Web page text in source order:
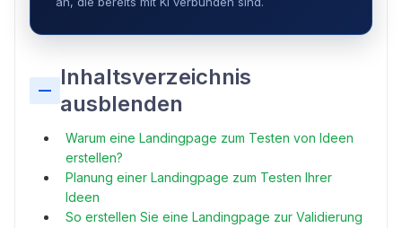
Inhaltsverzeichnis
ausblenden
Warum eine Landingpage zum Testen von Ideen
erstellen?
Planung einer Landingpage zum Testen Ihrer
Ideen
So erstellen Sie eine Landingpage zur Validierung